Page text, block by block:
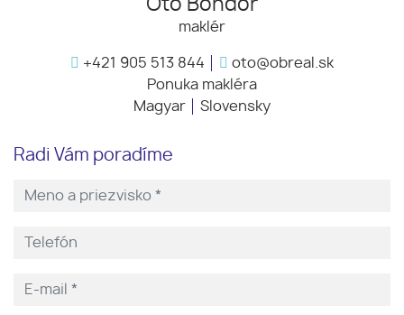
Oto Bondor
maklér
+421 905 513 844
oto@obreal.sk
Ponuka makléra
Magyar
Slovensky
Radi Vám poradíme